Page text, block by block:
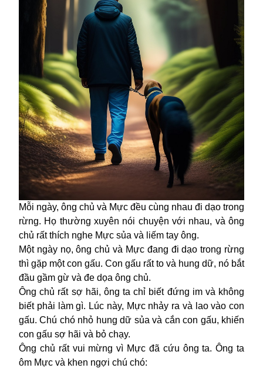
Mỗi ngày, ông chủ và Mực đều cùng nhau đi dạo trong
rừng. Họ thường xuyên nói chuyện với nhau, và ông
chủ rất thích nghe Mực sủa và liếm tay ông.
Một ngày nọ, ông chủ và Mực đang đi dạo trong rừng
thì gặp một con gấu. Con gấu rất to và hung dữ, nó bắt
đầu gầm gừ và đe dọa ông chủ.
Ông chủ rất sợ hãi, ông ta chỉ biết đứng im và không
biết phải làm gì. Lúc này, Mực nhảy ra và lao vào con
gấu. Chú chó nhỏ hung dữ sủa và cắn con gấu, khiến
con gấu sợ hãi và bỏ chạy.
Ông chủ rất vui mừng vì Mực đã cứu ông ta. Ông ta
ôm Mực và khen ngợi chú chó: